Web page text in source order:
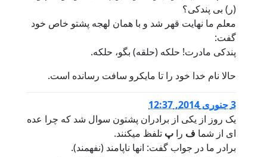
(ر) بی پندکی؟
معلم ما نهایت قهر شد و با همان لهجه پشتو خاص خود
گفت:
پندکی مادرت! حلکه (حلقه) بگو، حلکه.
حالا نام خدا خود را تا مایکرو سافت رسانده است.
3 جنوری 2014, 12:37
یک روز از یکی از برادران پشتون سوال شد که چرا عده
ای از شما ف را پ تلفظ میکنند.
برادر ما در جواب گفت: انها ناپامند (نفهمند).